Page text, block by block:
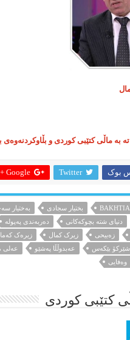
بە ماڵی کتێبی کوردی و
بوک Twitter
Google +
بختیار سجادی بەختیار
دنیای شتە بچوکەکانی دەربەندی پەپولە
زەبیحی زیرک کمال زیرەک
شێرکۆ بێکەس عەبدوڵڵا پەشێو عەلی
وەفایی
کتێبی کوردی